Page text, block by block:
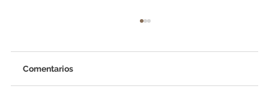
Comentarios